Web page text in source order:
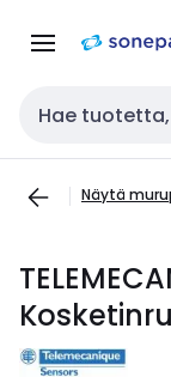
navigointiin
Haku
Näytä